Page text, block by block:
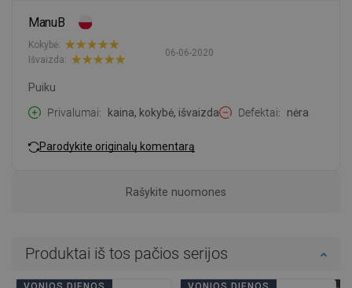
ManuB
06-06-2020
Kokybė:
Išvaizda:
Puiku
Privalumai
kaina, kokybė, išvaizda Defektai nėra
Parodykite originalų komentarą
Rašykite nuomones
Produktai iš tos pačios serijos